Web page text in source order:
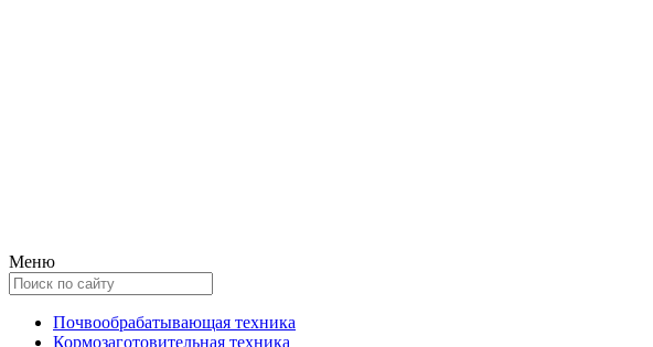
Меню
Почвообрабатывающая техника
Кормозаготовительная техника